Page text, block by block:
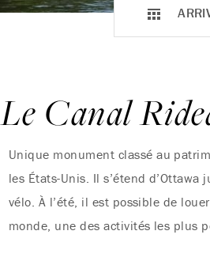
Le Canal
Unique monument classé au
les États-Unis. Il s’étend
vélo. À l’été, il est possible de
monde, une des activités les plus